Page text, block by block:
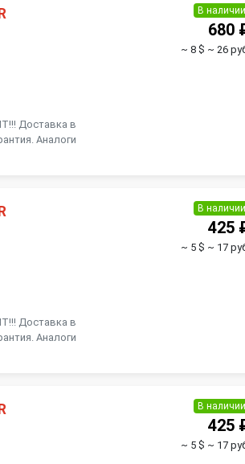
Доставка в
Аналоги
В наличии
680
~ 8 $ ~ 26
Доставка в
Аналоги
В наличии
425
~ 5 $ ~ 17
В наличии
425
~ 5 $ ~ 17